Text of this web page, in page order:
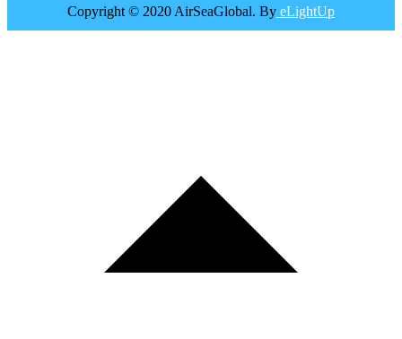
Copyright © 2020 AirSeaGlobal. By eLightUp